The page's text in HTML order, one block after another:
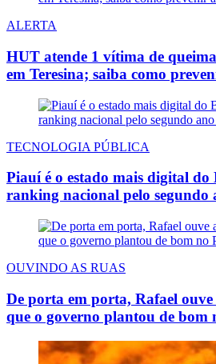
ALERTA
HUT atende 1 vítima de
em Teresina; saiba como
TECNOLOGIA PÚBLICA
Piauí é o estado mais digital do
ranking nacional pelo segundo
OUVINDO AS RUAS
De porta em porta, Rafael ouve
que o governo plantou de bom